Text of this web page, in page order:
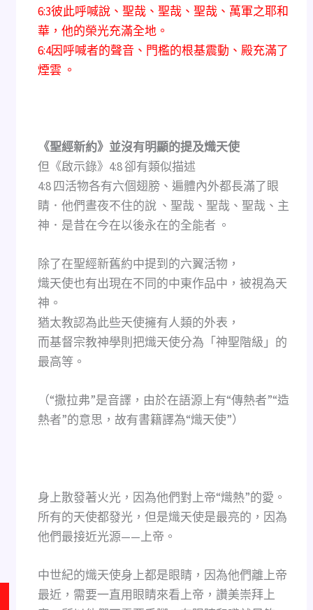
6:3彼此呼喊說、聖哉、聖哉、聖哉、萬軍之耶和
華，他的榮光充滿全地。
6:4因呼喊者的聲音、門檻的根基震動、殿充滿了
煙雲 。
《聖經新約》並沒有明顯的提及熾天使
但《啟示錄》4:8 卻有類似描述
4:8 四活物各有六個翅膀、遍體內外都長滿了眼
睛．他們晝夜不住的說 、聖哉、聖哉、聖哉、主
神．是昔在今在以後永在的全能者 。
除了在聖經新舊約中提到的六翼活物，
熾天使也有出現在不同的中東作品中，被視為天
神。
猶太教認為此些天使擁有人類的外表，
而基督宗教神學則把熾天使分為「神聖階級」的
最高等。
（“撒拉弗”是音譯，由於在語源上有“傳熱者”“造
熱者”的意思，故有書籍譯為“熾天使”）
身上散發著火光，因為他們對上帝“熾熱”的愛。
所有的天使都發光，但是熾天使是最亮的，因為
他們最接近光源——上帝。
中世紀的熾天使身上都是眼睛，因為他們離上帝
最近，需要一直用眼睛來看上帝，讚美崇拜上